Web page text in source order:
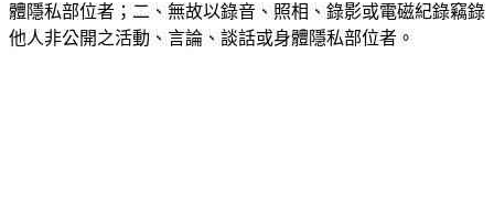
他人非公開之活動、言論、談話或身體隱私部位者。